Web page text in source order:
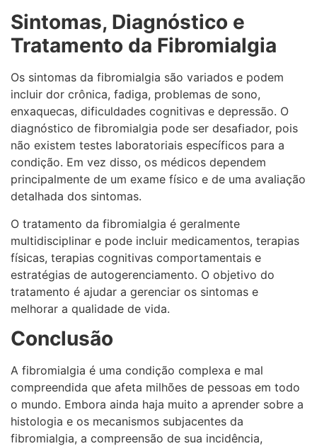
Sintomas, Diagnóstico e
Tratamento da Fibromialgia
Os sintomas da fibromialgia são variados e podem
incluir dor crônica, fadiga, problemas de sono,
enxaquecas, dificuldades cognitivas e depressão. O
diagnóstico de fibromialgia pode ser desafiador, pois
não existem testes laboratoriais específicos para a
condição. Em vez disso, os médicos dependem
principalmente de um exame físico e de uma avaliação
detalhada dos sintomas.
O tratamento da fibromialgia é geralmente
multidisciplinar e pode incluir medicamentos, terapias
físicas, terapias cognitivas comportamentais e
estratégias de autogerenciamento. O objetivo do
tratamento é ajudar a gerenciar os sintomas e
melhorar a qualidade de vida.
Conclusão
A fibromialgia é uma condição complexa e mal
compreendida que afeta milhões de pessoas em todo
o mundo. Embora ainda haja muito a aprender sobre a
histologia e os mecanismos subjacentes da
fibromialgia, a compreensão de sua incidência,